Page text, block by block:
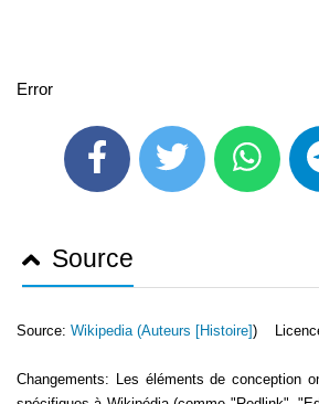
Error
Source
Source: Wikipedia (Auteurs [Histoire])
Changements: Les éléments de conception